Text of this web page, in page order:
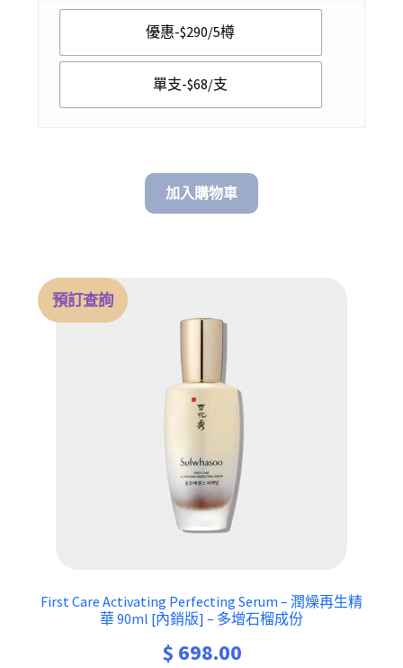
$ 68.00
優惠-$290/5樽
單支-$68/支
加入購物車
預訂查詢
First Care Activating Perfecting Serum – 潤燥再生精
華 90ml [內銷版] – 多增石榴成份
$ 698.00